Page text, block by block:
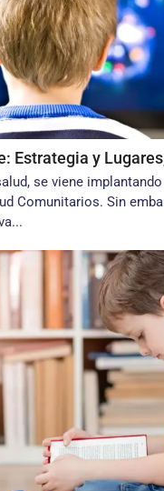
Estrategia y
se viene
Comunitarios. Sin